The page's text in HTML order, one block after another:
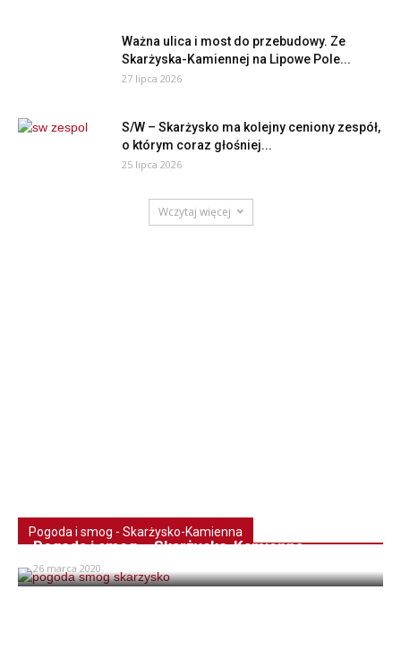
Ważna ulica i most do przebudowy. Ze
Skarżyska-Kamiennej na Lipowe Pole...
27 lipca 2026
S/W – Skarżysko ma kolejny ceniony zespół,
o którym coraz głośniej...
25 lipca 2026
Wczytaj więcej
Pogoda i smog - Skarżysko-Kamienna
Pogoda i smog – Skarżysko-Kamienna
26 marca 2020